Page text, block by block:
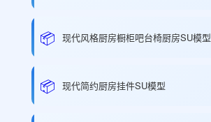
📦 现代风格厨房橱柜吧台椅厨房SU模型
📦 现代简约厨房挂件SU模型